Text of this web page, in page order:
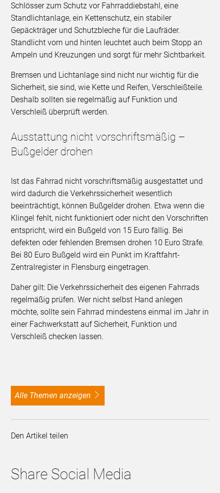
Schlösser zum Schutz vor Fahrraddiebstahl, eine
Standlichtanlage, ein Kettenschutz, ein stabiler
Gepäckträger und Schutzbleche für die Laufräder.
Standlicht vorn und hinten leuchtet auch beim Stopp an
Ampeln und Kreuzungen und sorgt für mehr Sichtbarkeit.
Bremsen und Lichtanlage sind nicht nur wichtig für die
Sicherheit, sie sind, wie Kette und Reifen, Verschleißteile.
Deshalb sollten sie regelmäßig auf Funktion und
Verschleiß überprüft werden.
Ausstattung nicht vorschriftsmäßig –
Bußgelder drohen
Ist das Fahrrad nicht vorschriftsmäßig ausgestattet und
wird dadurch die Verkehrssicherheit wesentlich
beeinträchtigt, können Bußgelder drohen. Etwa wenn die
Klingel fehlt, nicht funktioniert oder nicht den Vorschriften
entspricht, wird ein Bußgeld von 15 Euro fällig. Bei
defekten oder fehlenden Bremsen drohen 10 Euro Strafe.
Bei 80 Euro Bußgeld wird ein Punkt im Kraftfahrt-
Zentralregister in Flensburg eingetragen.
Daher gilt: Die Verkehrssicherheit des eigenen Fahrrads
regelmäßig prüfen. Wer nicht selbst Hand anlegen
möchte, sollte sein Fahrrad mindestens einmal im Jahr in
einer Fachwerkstatt auf Sicherheit, Funktion und
Verschleiß checken lassen.
alle Themen anzeigen
Den Artikel teilen
Share Social Media